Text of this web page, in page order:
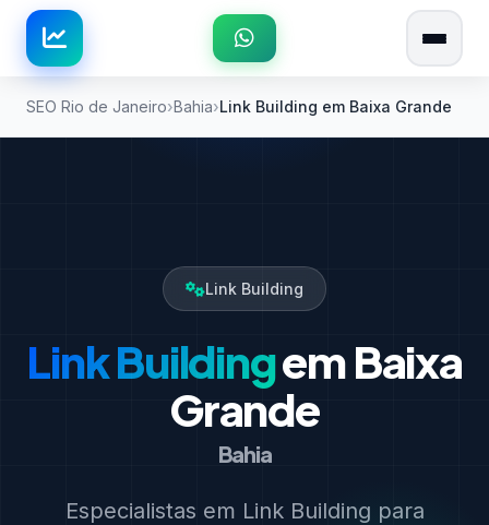
SEO Rio de Janeiro Bahia Link Building em Baixa Grande
Link Building
Link Buildingem Baixa
Grande
Bahia
Especialistas em Link Building para